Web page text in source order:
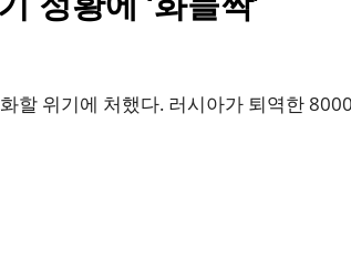
할 위기에 처했다. 러시아가 퇴역한